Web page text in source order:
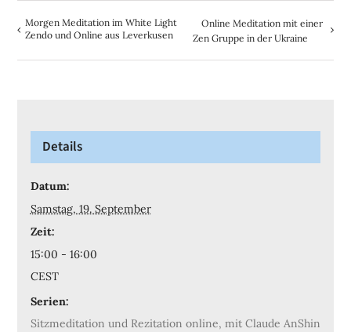
Morgen Meditation im White Light
Zendo und Online aus Leverkusen
Online Meditation mit einer
Zen Gruppe in der Ukraine
Details
Datum:
Samstag, 19. September
Zeit:
15:00 - 16:00
CEST
Serien:
Sitzmeditation und Rezitation online, mit Claude AnShin